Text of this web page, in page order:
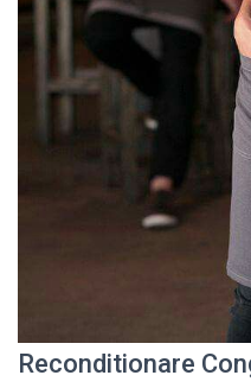
Reconditionare